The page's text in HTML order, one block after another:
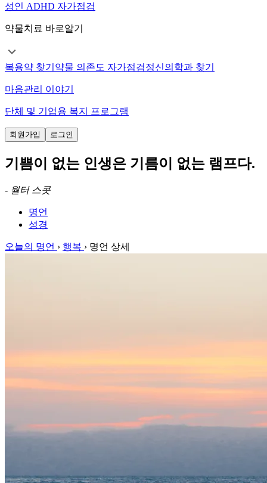
성인 ADHD 자가점검
약물치료 바로알기
복용약 찾기 약물 의존도 자가점검정신의학과 찾기
마음관리 이야기
단체 및 기업용 복지 프로그램
회원가입 로그인
기쁨이 없는 인생은 기름이 없는 램프다.
- 월터 스콧
명언
성경
오늘의 명언 › 행복 › 명언 상세